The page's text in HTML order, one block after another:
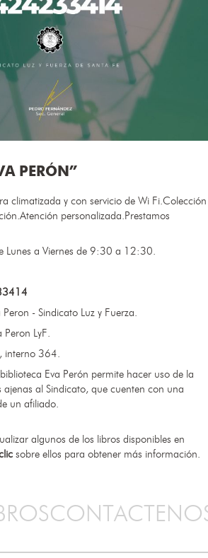
PERÓN”
climatizada y con servicio de Wi Fi.Colección
personalizada.Prestamos
Lunes a Viernes de 9:30 a 12:30.
Peron - Sindicato Luz y Fuerza.
Peron LyF.
364.
Eva Perón permite hacer uso de la
ajenas al Sindicato, que cuenten con una
un afiliado.
algunos de los libros disponibles en
sobre ellos para obtener más información.